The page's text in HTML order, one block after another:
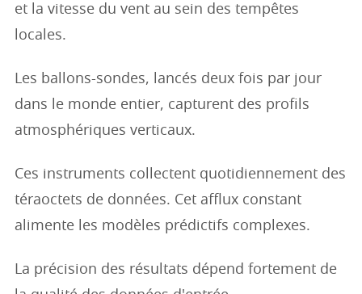
et la vitesse du vent au sein des tempêtes
locales.
Les ballons-sondes, lancés deux fois par jour
dans le monde entier, capturent des profils
atmosphériques verticaux.
Ces instruments collectent quotidiennement des
téraoctets de données. Cet afflux constant
alimente les modèles prédictifs complexes.
La précision des résultats dépend fortement de